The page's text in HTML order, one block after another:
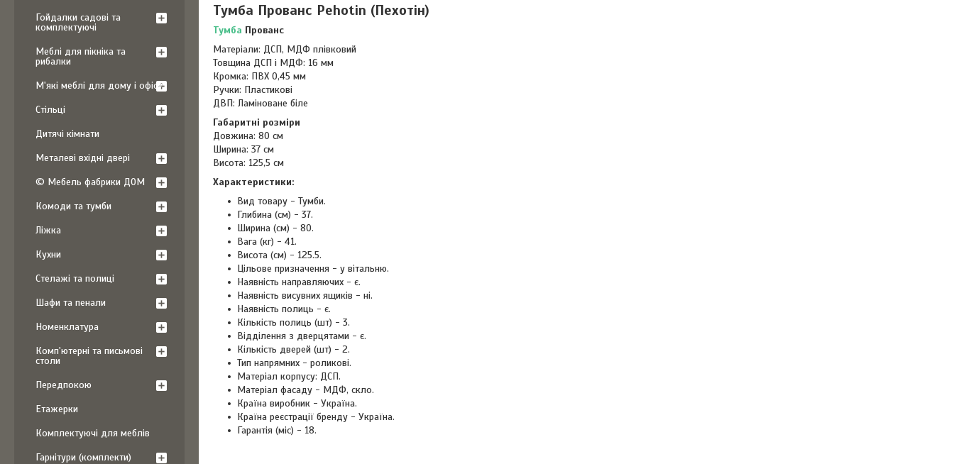
Тумба Прованс Pehotin (Пехотін)
Тумба Прованс
Матеріали: ДСП, МДФ плівковий
Товщина ДСП і МДФ: 16 мм
Кромка: ПВХ 0,45 мм
Ручки: Пластикові
ДВП: Ламіноване біле
Габаритні розміри
Довжина: 80 см
Ширина: 37 см
Висота: 125,5 см
Характеристики:
Вид товару - Тумби.
Глибина (см) - 37.
Ширина (см) - 80.
Вага (кг) - 41.
Висота (см) - 125.5.
Цільове призначення - у вітальню.
Наявність направляючих - є.
Наявність висувних ящиків - ні.
Наявність полиць - є.
Кількість полиць (шт) - 3.
Відділення з дверцятами - є.
Кількість дверей (шт) - 2.
Тип напрямних - роликові.
Матеріал корпусу: ДСП.
Матеріал фасаду - МДФ, скло.
Країна виробник - Україна.
Країна реєстрації бренду - Україна.
Гарантія (міс) - 18.
Гойдалки садові та
комплектуючі
Меблі для пікніка та
рибалки
М'які меблі для дому і офісу
Стільці
Дитячі кімнати
Металеві вхідні двері
© Мебель фабрики ДОМ
Комоди та тумби
Ліжка
Кухни
Стелажі та полиці
Шафи та пенали
Номенклатура
Комп'ютерні та письмові
столи
Передпокою
Етажерки
Комплектуючі для меблів
Гарнітури (комплекти)